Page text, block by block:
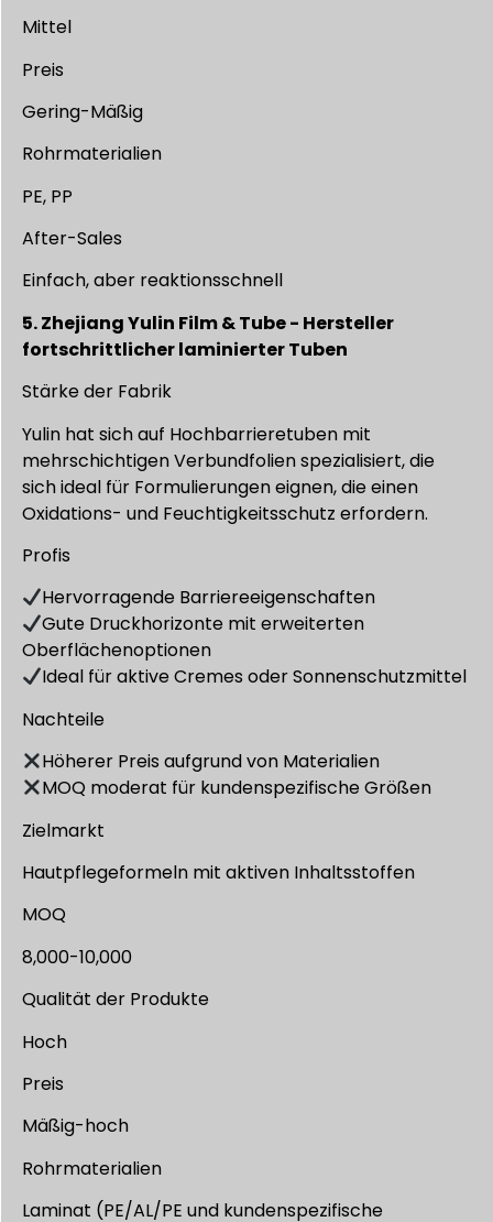
Mittel
Preis
Gering-Mäßig
Rohrmaterialien
PE, PP
After-Sales
Einfach, aber reaktionsschnell
5. Zhejiang Yulin Film & Tube - Hersteller
fortschrittlicher laminierter Tuben
Stärke der Fabrik
Yulin hat sich auf Hochbarrieretuben mit
mehrschichtigen Verbundfolien spezialisiert, die
sich ideal für Formulierungen eignen, die einen
Oxidations- und Feuchtigkeitsschutz erfordern.
Profis
Hervorragende Barriereeigenschaften
Gute Druckhorizonte mit erweiterten
Oberflächenoptionen
Ideal für aktive Cremes oder Sonnenschutzmittel
Nachteile
Höherer Preis aufgrund von Materialien
MOQ moderat für kundenspezifische Größen
Zielmarkt
Hautpflegeformeln mit aktiven Inhaltsstoffen
MOQ
8,000-10,000
Qualität der Produkte
Hoch
Preis
Mäßig-hoch
Rohrmaterialien
Laminat (PE/AL/PE und kundenspezifische